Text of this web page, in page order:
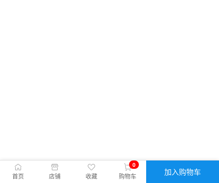
首页 店铺 收藏 购物车
0
加入购物车